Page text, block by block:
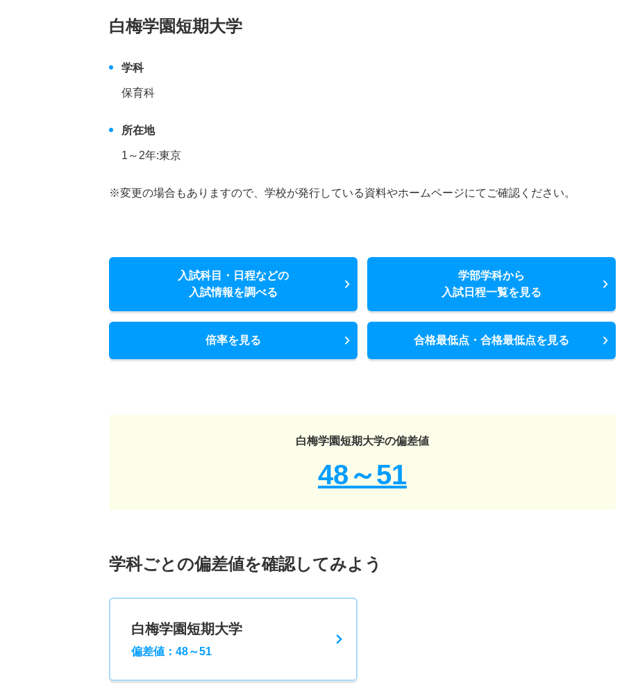
白梅学園短期大学
学科
保育科
所在地
1～2年:東京
※変更の場合もありますので、学校が発行している資料やホームページにてご確認ください。
入試科目・日程などの
入試情報を調べる
学部学科から
入試日程一覧を見る
倍率を見る 合格最低点・合格最低点を見る
白梅学園短期大学の偏差値
48～51
学科ごとの偏差値を確認してみよう
白梅学園短期大学
偏差値：48～51